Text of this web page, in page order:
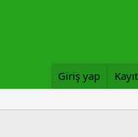
Giriş yap